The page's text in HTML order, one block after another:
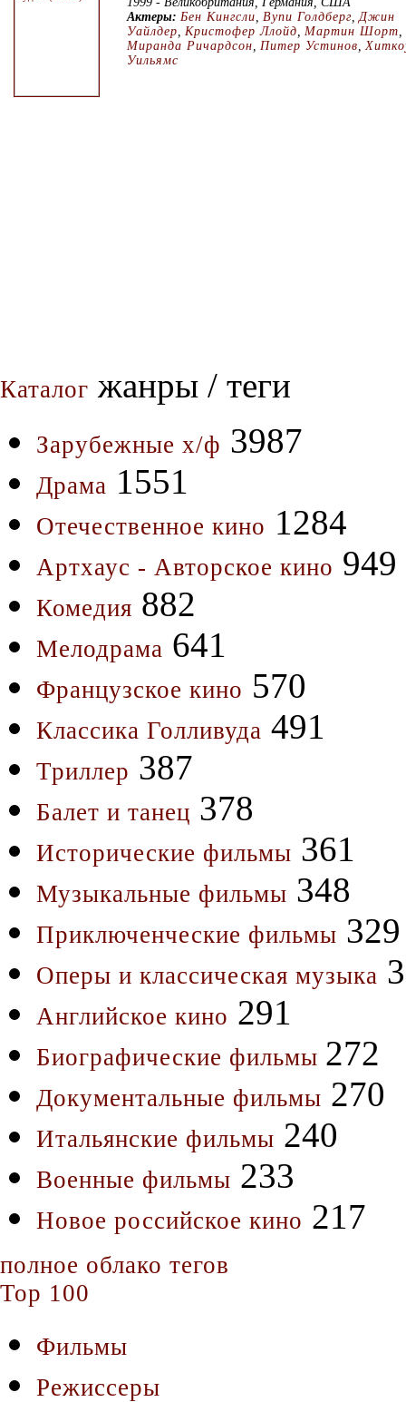
Актеры: Бен Кингсли Вупи Голдберг
Джин
Уайлдер
Кристофер Ллойд Мартин Шорт
Миранда Ричардсон
Питер Устинов
Уильямс
Каталог жанры / теги
Зарубежные х/ф 3987
Драма 1551
Отечественное кино 1284
Артхаус - Авторское кино 949
Комедия 882
Мелодрама 641
Французское кино 570
Классика Голливуда 491
Триллер 387
Балет и танец 378
Исторические фильмы 361
Музыкальные фильмы 348
Приключенческие фильмы 329
Оперы и классическая музыка
Английское кино 291
Биографические фильмы 272
Документальные фильмы 270
Итальянские фильмы 240
Военные фильмы 233
Новое российское кино 217
полное облако тегов
Top 100
Фильмы
Режиссеры